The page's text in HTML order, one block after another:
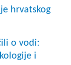
hrvatskog
o vodi:
i